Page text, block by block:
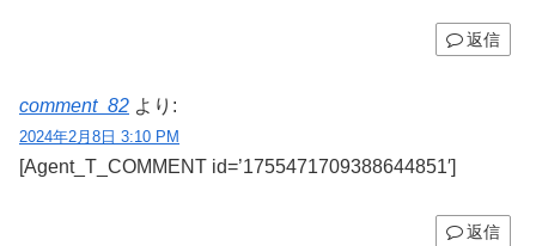
返信
comment_82 より:
2024年2月8日 3:10 PM
[Agent_T_COMMENT id=’1755471709388644851′]
返信